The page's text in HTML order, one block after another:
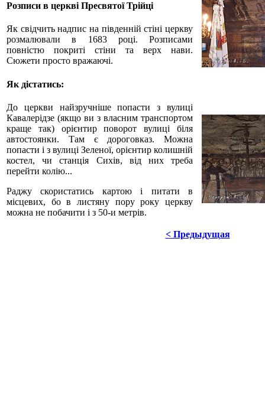
Розписи в церкві Пресвятої Трійці
Як свідчить надпис на південній стіні церкву
розмалювали в 1683 році. Розписами
повністю покриті стіни та верх нави.
Сюжети просто вражаючі.
Як дістатись:
До церкви найзручніше попасти з вулиці
Кавалерідзе (якщо ви з власним транспортом
краще так) орієнтир поворот вулиці біля
автостоянки. Там є дороговказ. Можна
попасти і з вулиці Зеленої, орієнтир колишній
костел, чи станція Сихів, від них треба
перейти колію...
Раджу скористатись картою і питати в
місцевих, бо в листяну пору року церкву
можна не побачити і з 50-и метрів.
< Предыдущая